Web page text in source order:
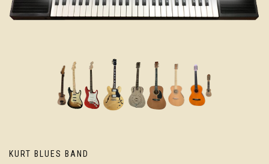
KURT BLUES BAND